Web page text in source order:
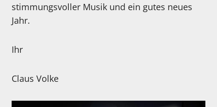
stimmungsvoller Musik und ein gutes neues
Jahr.
Ihr
Claus Volke